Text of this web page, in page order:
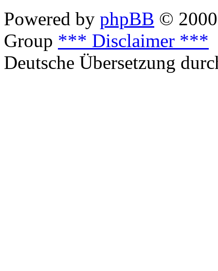
Powered by phpBB ©
Group *** Disclaimer ***
Deutsche Übersetzung